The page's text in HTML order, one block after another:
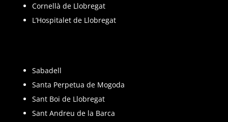
Cornellà de Llobregat
L’Hospitalet de Llobregat
Sabadell
Santa Perpetua de Mogoda
Sant Boi de Llobregat
Sant Andreu de la Barca